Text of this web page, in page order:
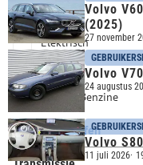
Diesel
Elektrisch
LPG
Elektro/Benzine
Alle brandstoffen
Volvo
(2025)
27 november
Volvo
24 augustus
Volvo
11 juli 2026